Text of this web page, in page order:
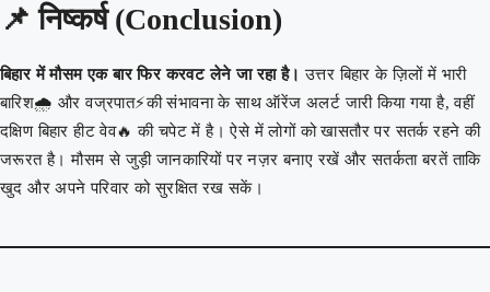
📌निष्कर्ष (Conclusion)
बिहार में मौसम एक बार फिर करवट लेने जा रहा है। उत्तर बिहार के ज़िलों में भारी
बारिश🌧️ और वज्रपात⚡की संभावना के साथ ऑरेंज अलर्ट जारी किया गया है, वहीं
दक्षिण बिहार हीट वेव🔥 की चपेट में है। ऐसे में लोगों को खासतौर पर सतर्क रहने की
जरूरत है। मौसम से जुड़ी जानकारियों पर नज़र बनाए रखें और सतर्कता बरतें ताकि
खुद और अपने परिवार को सुरक्षित रख सकें।